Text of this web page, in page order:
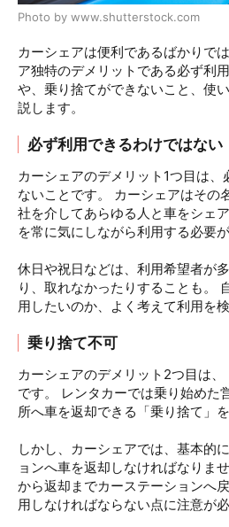
Photo by www.shutterstock.com
カーシェアは便利であるばかりで
ア独特のデメリットである必ず利
や、乗り捨てができないこと、使
説します。
必ず利用できるわけではない
カーシェアのデメリット1つ目は
ないことです。 カーシェアはその
社を介してあらゆる人と車をシェ
を常に気にしながら利用する必要が
休日や祝日などは、利用希望者が
り、取れなかったりすることも。
用したいのか、よく考えて利用を
乗り捨て不可
カーシェアのデメリット2つ目は
です。 レンタカーでは乗り始めた
所へ車を返却できる「乗り捨て」を
しかし、カーシェアでは、基本的
ョンへ車を返却しなければなりま
から返却までカーステーションへ
用しなければならない点に注意が必